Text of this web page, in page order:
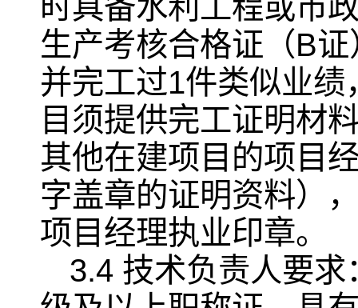
生产考核合格证（B
并完工过1件类似业
目须提供完工证明材
其他在建项目的项目
字盖章的证明资料）
项目经理执业印章。
3.4 技术负责人要